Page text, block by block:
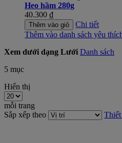
Heo hầm 280g
40.300 ₫
Thêm vào giỏ
Chi tiết
Thêm vào danh sách yêu
Xem dưới dạng Lưới Danh sách
5 mục
Hiển thị
mỗi trang
Sắp xếp theo
Thiết